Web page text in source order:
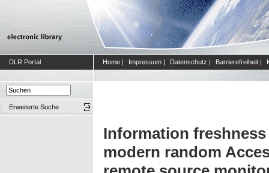
DLR Portal Home | Impressum | Datenschutz | Barrierefreiheit |
Erweiterte Suche
Information
modern random